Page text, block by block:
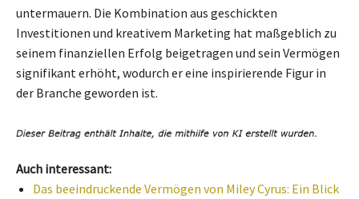
untermauern. Die Kombination aus geschickten
Investitionen und kreativem Marketing hat maßgeblich zu
seinem finanziellen Erfolg beigetragen und sein Vermögen
signifikant erhöht, wodurch er eine inspirierende Figur in
der Branche geworden ist.
Auch interessant:
Das beeindruckende Vermögen von Miley Cyrus: Ein Blick